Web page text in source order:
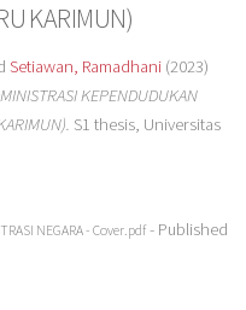
KARIMUN)
Setiawan, Ramadhani(2023)
KEPENDUDUKAN
S1 thesis, Universitas
NEGARA - Cover.pdf- Published